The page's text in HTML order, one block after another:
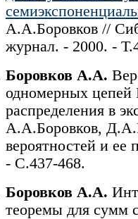
А.А.Боровков //
журнал. - 2000. -
Боровков А.А.
одномерных
распределения в
А.А.Боровков,
вероятностей и
- С.437-468.
Боровков А.А.
теоремы для сумм